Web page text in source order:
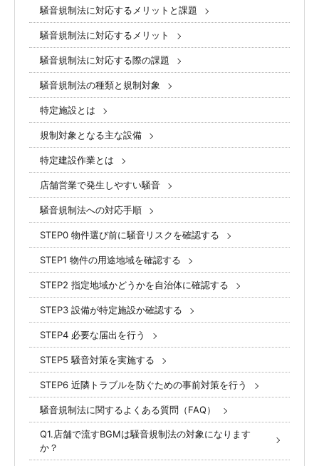
騒音規制法に対応するメリットと課題
騒音規制法に対応するメリット
騒音規制法に対応する際の課題
騒音規制法の種類と規制対象
特定施設とは
規制対象となる主な設備
特定建設作業とは
店舗営業で発生しやすい騒音
騒音規制法への対応手順
STEP0 物件選び前に騒音リスクを確認する
STEP1 物件の用途地域を確認する
STEP2 指定地域かどうかを自治体に確認する
STEP3 設備が特定施設か確認する
STEP4 必要な届出を行う
STEP5 騒音対策を実施する
STEP6 近隣トラブルを防ぐための事前対策を行う
騒音規制法に関するよくある質問（FAQ）
Q1.店舗で流すBGMは騒音規制法の対象になります
か？